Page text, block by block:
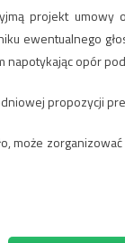
projekt umowy
ewentualnego
napotykając opór
propozycji
może